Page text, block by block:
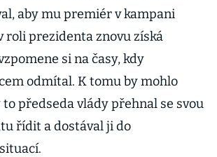
aby mu premiér v kampani
roli prezidenta znovu získá
si na časy, kdy
odmítal. K tomu by mohlo
předseda vlády přehnal se svou
řídit a dostával ji do